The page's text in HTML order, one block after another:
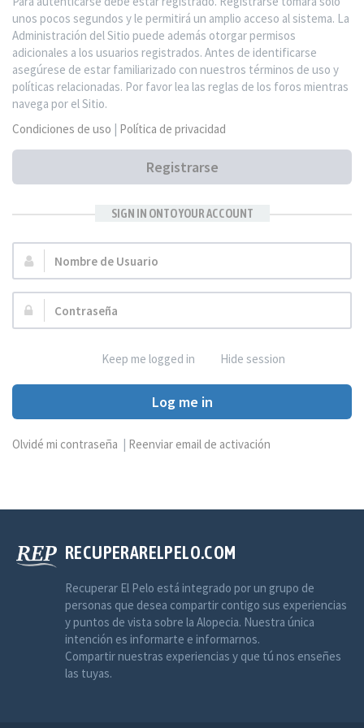
unos pocos segundos y le permitirá un amplio acceso al sistema. La
Administración del Sitio puede además otorgar permisos
adicionales a los usuarios registrados. Antes de identificarse
asegúrese de estar familiarizado con nuestros términos de uso y
políticas relacionadas. Por favor lea las reglas de los foros mientras
navega por el Sitio.
Condiciones de uso | Política de privacidad
Registrarse
SIGN IN ONTO YOUR ACCOUNT
Nombre
de
Usuario:
Contraseña:
Keep me logged in Hide session
Log me in
Olvidé mi contraseña Reenviar email de activación
RECUPERARELPELO.COM
Recuperar El Pelo está integrado por un grupo de
personas que desea compartir contigo sus experiencias
y puntos de vista sobre la Alopecia. Nuestra única
intención es informarte e informarnos.
Compartir nuestras experiencias y que tú nos enseñes
las tuyas.